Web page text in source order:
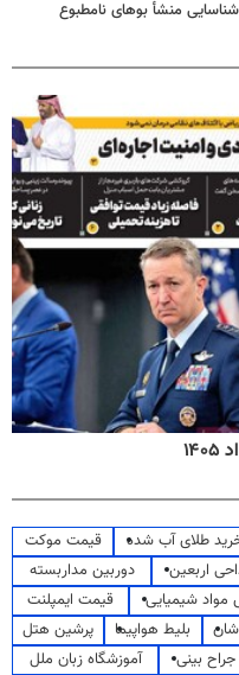
منشأ بوهای نامطبوع
طلای آب شده
قیمت موکت
اربعین
دوربین مداربسته
شیمیایی
قیمت ایمپلنت
بلیط هواپیما
پرشین هتل
بینی
آموزشگاه زبان ملل